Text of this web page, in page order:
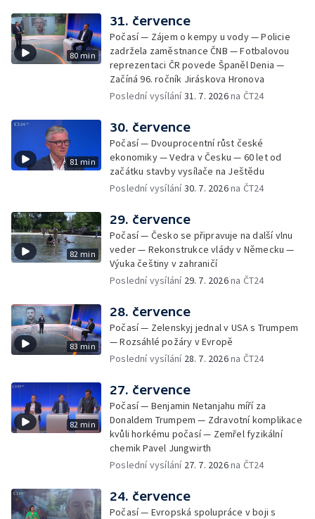
80 min
31. července
Počasí — Zájem o kempy u vody — Policie
zadržela zaměstnance ČNB — Fotbalovou
reprezentaci ČR povede Španěl Denia —
Začíná 96. ročník Jiráskova Hronova
Poslední vysílání31. 7. 2026na ČT24
81 min
30. července
Počasí — Dvouprocentní růst české
ekonomiky — Vedra v Česku — 60 let od
začátku stavby vysílače na Ještědu
Poslední vysílání30. 7. 2026na ČT24
82 min
29. července
Počasí — Česko se připravuje na další vlnu
veder — Rekonstrukce vlády v Německu —
Výuka češtiny v zahraničí
Poslední vysílání 29. 7. 2026na ČT24
83 min
28. července
Počasí — Zelenskyj jednal v USA s Trumpem
— Rozsáhlé požáry v Evropě
Poslední vysílání 28. 7. 2026na ČT24
82 min
27. července
Počasí — Benjamin Netanjahu míří za
Donaldem Trumpem — Zdravotní komplikace
kvůli horkému počasí — Zemřel fyzikální
chemik Pavel Jungwirth
Poslední vysílání 27. 7. 2026na ČT24
24. července
Počasí — Evropská spolupráce v boji s